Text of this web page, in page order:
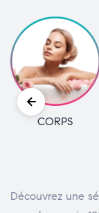
CORPS
Découvrez une